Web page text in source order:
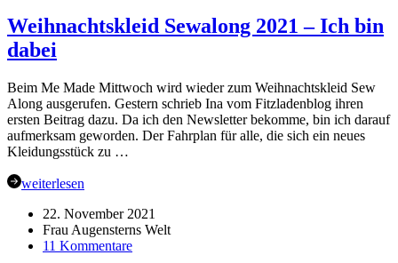
–
Schnitt
Weihnachtskleid Sewalong 2021 – Ich bin
dabei
Beim Me Made Mittwoch wird wieder zum Weihnachtskleid Sew
Along ausgerufen. Gestern schrieb Ina vom Fitzladenblog ihren
ersten Beitrag dazu. Da ich den Newsletter bekomme, bin ich darauf
aufmerksam geworden. Der Fahrplan für alle, die sich ein neues
Kleidungsstück zu …
weiterlesen
22. November 2021
Frau Augensterns Welt
11 Kommentarezu